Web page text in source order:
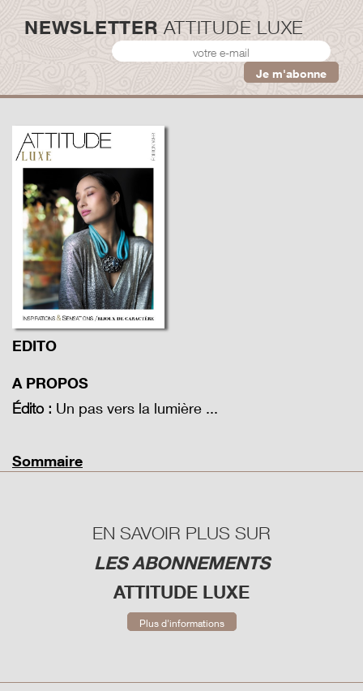
NEWSLETTER ATTITUDE LUXE
EDITO
A PROPOS
Édito : Un pas vers la lumière ...
Sommaire
EN SAVOIR PLUS SUR
LES ABONNEMENTS
ATTITUDE LUXE
Plus d'informations